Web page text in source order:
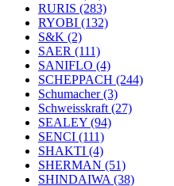
RURIS (283)
RYOBI (132)
S&K (2)
SAER (111)
SANIFLO (4)
SCHEPPACH (244)
Schumacher(3)
Schweisskraft (27)
SEALEY (94)
SENCI (111)
SHAKTI (4)
SHERMAN (51)
SHINDAIWA (38)